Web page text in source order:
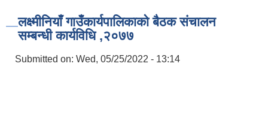
लक्ष्मीनियाँ गाउँकार्यपालिकाको बैठक संचालन
सम्बन्धी कार्यविधि ,२०७७
Submitted on: Wed, 05/25/2022 - 13:14